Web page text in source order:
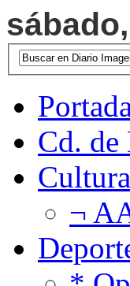
Portada
Cd.
Cultura
¬